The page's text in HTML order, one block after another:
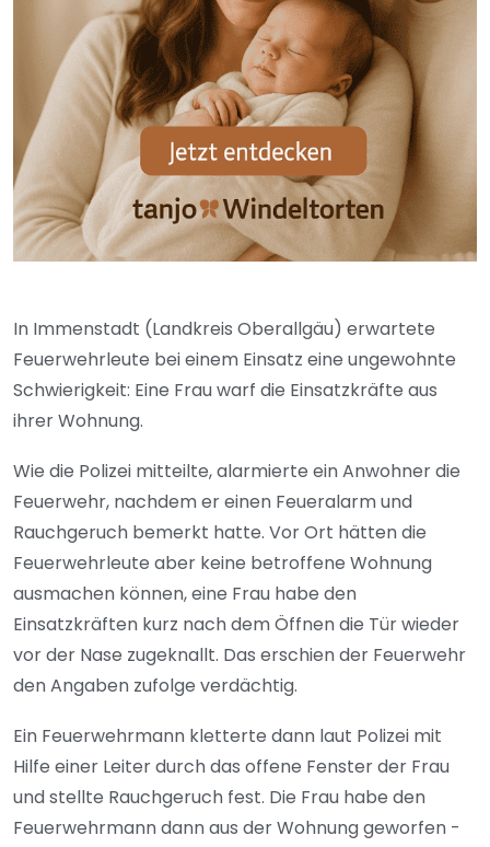
In Immenstadt (Landkreis Oberallgäu) erwartete
Feuerwehrleute bei einem Einsatz eine ungewohnte
Schwierigkeit: Eine Frau warf die Einsatzkräfte aus
ihrer Wohnung.
Wie die Polizei mitteilte, alarmierte ein Anwohner die
Feuerwehr, nachdem er einen Feueralarm und
Rauchgeruch bemerkt hatte. Vor Ort hätten die
Feuerwehrleute aber keine betroffene Wohnung
ausmachen können, eine Frau habe den
Einsatzkräften kurz nach dem Öffnen die Tür wieder
vor der Nase zugeknallt. Das erschien der Feuerwehr
den Angaben zufolge verdächtig.
Ein Feuerwehrmann kletterte dann laut Polizei mit
Hilfe einer Leiter durch das offene Fenster der Frau
und stellte Rauchgeruch fest. Die Frau habe den
Feuerwehrmann dann aus der Wohnung geworfen -